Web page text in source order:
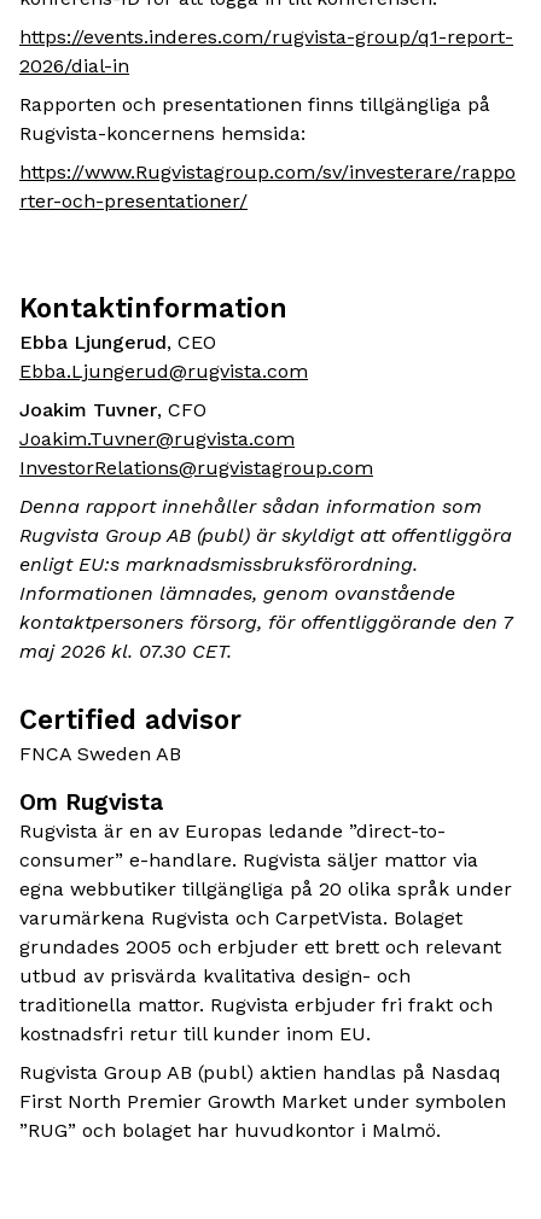
https://events.inderes.com/rugvista-group/q1-report-
2026/dial-in
Rapporten och presentationen finns tillgängliga på
Rugvista-koncernens hemsida:
https://www.Rugvistagroup.com/sv/investerare/rappo
rter-och-presentationer/
Kontaktinformation
Ebba Ljungerud, CEO
Ebba.Ljungerud@rugvista.com
Joakim Tuvner, CFO
Joakim.Tuvner@rugvista.com
InvestorRelations@rugvistagroup.com
Denna rapport innehåller sådan information som
Rugvista Group AB (publ) är skyldigt att offentliggöra
enligt EU:s marknadsmissbruksförordning.
Informationen lämnades, genom ovanstående
kontaktpersoners försorg, för offentliggörande den 7
maj 2026 kl. 07.30 CET.
Certified advisor
FNCA Sweden AB
Om Rugvista
Rugvista är en av Europas ledande ”direct-to-
consumer” e-handlare. Rugvista säljer mattor via
egna webbutiker tillgängliga på 20 olika språk under
varumärkena Rugvista och CarpetVista. Bolaget
grundades 2005 och erbjuder ett brett och relevant
utbud av prisvärda kvalitativa design- och
traditionella mattor. Rugvista erbjuder fri frakt och
kostnadsfri retur till kunder inom EU.
Rugvista Group AB (publ) aktien handlas på Nasdaq
First North Premier Growth Market under symbolen
”RUG” och bolaget har huvudkontor i Malmö.